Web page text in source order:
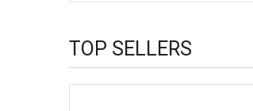
TOP SELLERS